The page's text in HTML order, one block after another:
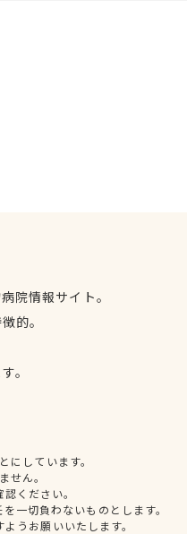
院情報サイト。
的。
。
しています。
せん。
ください。
一切負わないものとします。
うお願いいたします。